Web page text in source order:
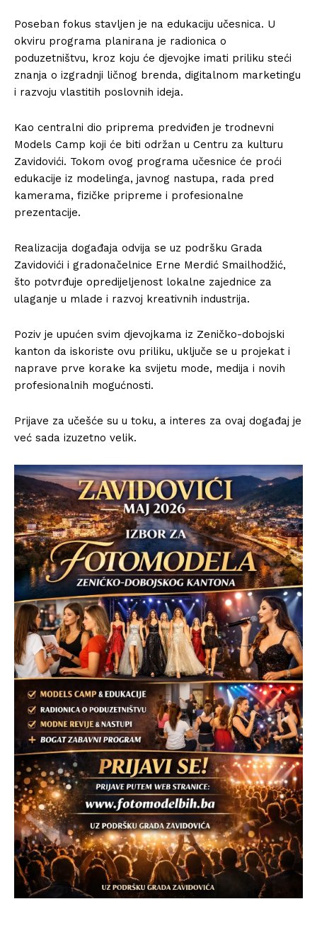
Poseban fokus stavljen je na edukaciju učesnica. U
okviru programa planirana je radionica o
poduzetništvu, kroz koju će djevojke imati priliku steći
znanja o izgradnji ličnog brenda, digitalnom marketingu
i razvoju vlastitih poslovnih ideja.
Kao centralni dio priprema predviđen je trodnevni
Models Camp koji će biti održan u Centru za kulturu
Zavidovići. Tokom ovog programa učesnice će proći
edukacije iz modelinga, javnog nastupa, rada pred
kamerama, fizičke pripreme i profesionalne
prezentacije.
Realizacija događaja odvija se uz podršku Grada
Zavidovići i gradonačelnice Erne Merdić Smailhodžić,
što potvrđuje opredijeljenost lokalne zajednice za
ulaganje u mlade i razvoj kreativnih industrija.
Poziv je upućen svim djevojkama iz Zeničko-dobojski
kanton da iskoriste ovu priliku, uključe se u projekat i
naprave prve korake ka svijetu mode, medija i novih
profesionalnih mogućnosti.
Prijave za učešće su u toku, a interes za ovaj događaj je
već sada izuzetno velik.